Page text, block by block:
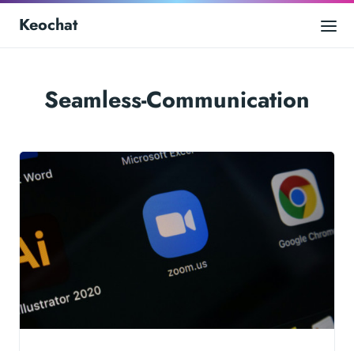
Keochat
Seamless-Communication